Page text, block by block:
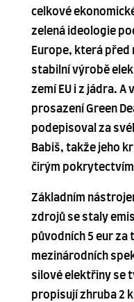
celkové
zelená ideologie
Europe, která před
stabilní výrobě
zemí EU i z jádra. A
prosazení Green
podepisoval za
Babiš, takže jeho
čirým
Základním
zdrojů se staly
původních 5 eur za
mezinárodních
silové elektřiny se
propisují zhruba 2